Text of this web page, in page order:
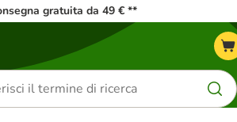
gratuita da 49 € **